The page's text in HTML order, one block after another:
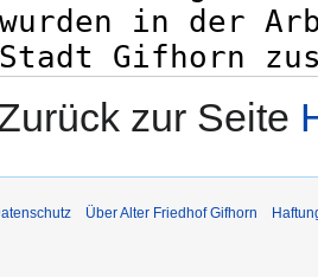
zur Seite
Über Alter Friedhof Gifhorn